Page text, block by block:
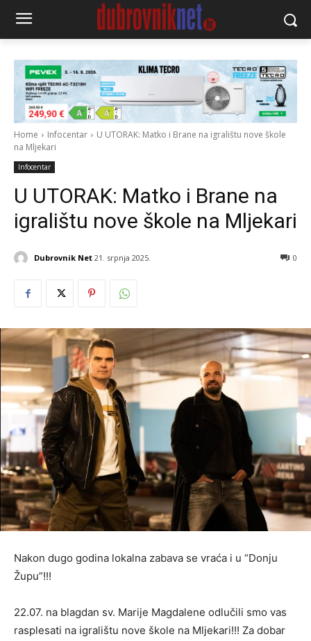
Home Infocentar
U UTORAK: Matko i Brane na igralištu nove škole
na Mljekari
Infocentar
U UTORAK: Matko i Brane na
igralištu nove škole na Mljekari
Dubrovnik Net 21. srpnja 2025. 0
Nakon dugo godina lokalna zabava se vraća i u “Donju
Župu”!!!
22.07. na blagdan sv. Marije Magdalene odlučili smo vas
rasplesati na igralištu nove škole na Mljekari!!! Za dobar